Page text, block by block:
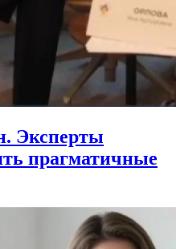
Эксперты
прагматичные